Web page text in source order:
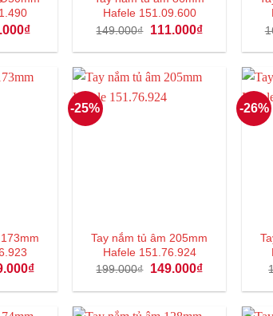
₫Giá
tại
81.000₫.
Hafele 151.09.600
149.000₫ Giá
là:
111.000₫Giá
tại
111.000₫.
₫Giá
tại
139.000₫.
-25%
Tay nắm tủ âm 205mm
Hafele 151.76.924
199.000₫ Giá
là:
149.000₫Giá
tại
149.000₫.
-26%